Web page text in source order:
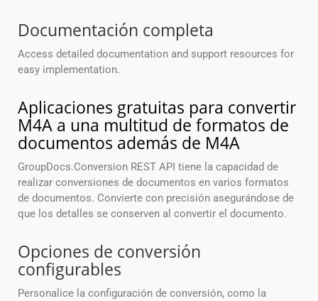
Documentación completa
Access detailed documentation and support resources for
easy implementation.
Aplicaciones gratuitas para convertir
M4A a una multitud de formatos de
documentos además de M4A
GroupDocs.Conversion REST API tiene la capacidad de
realizar conversiones de documentos en varios formatos
de documentos. Convierte con precisión asegurándose de
que los detalles se conserven al convertir el documento.
Opciones de conversión
configurables
Personalice la configuración de conversión, como la